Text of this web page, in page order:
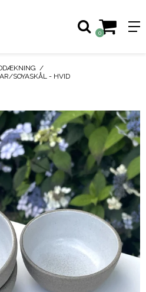
0
/
SOYASKÅL - HVID